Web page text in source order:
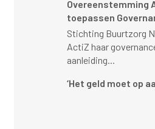
Overeenstemming
toepassen
Stichting Buurtzorg
ActiZ haar
aanleiding...
‘Het geld moet op